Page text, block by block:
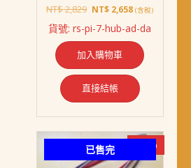
NT$2,829 原
價
NT$ 2,829。
NT$ 2,658目
價
格：
NT$ 2,658。
(含稅)
貨號: rs-pi-7-hub-ad-da
加入購物車
直接結帳
已售完 -10%